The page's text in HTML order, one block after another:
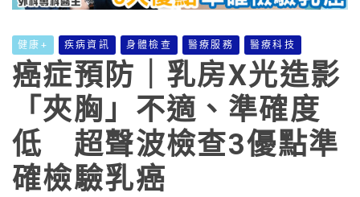
健康+ 疾病資訊 身體檢查 醫療服務 醫療科技
癌症預防｜乳房X光造影
「夾胸」不適、準確度
低 超聲波檢查3優點準
確檢驗乳癌